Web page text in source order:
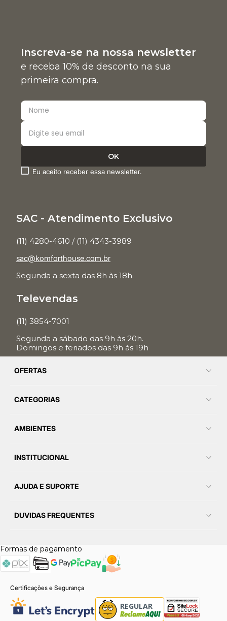
Inscreva-se na nossa newsletter
e receba 10% de desconto na sua
primeira compra.
Eu aceito receber essa newsletter.
SAC - Atendimento Exclusivo
(11) 4280-4610 / (11) 4343-3989
sac@komforthouse.com.br
Segunda a sexta das 8h às 18h.
Televendas
(11) 3854-7001
Segunda a sábado das 9h às 20h.
Domingos e feriados das 9h às 19h
OFERTAS
CATEGORIAS
AMBIENTES
INSTITUCIONAL
AJUDA E SUPORTE
DUVIDAS FREQUENTES
Formas de pagamento
Certificações e Segurança